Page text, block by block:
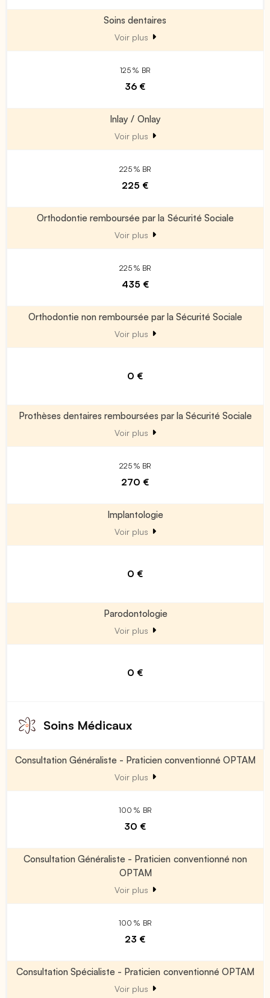
Soins dentaires
Voir plus
125 % BR
36 €
Inlay / Onlay
Voir plus
225 % BR
225 €
Orthodontie remboursée par la Sécurité Sociale
Voir plus
225 % BR
435 €
Orthodontie non remboursée par la Sécurité Sociale
Voir plus
0 €
Prothèses dentaires remboursées par la Sécurité Sociale
Voir plus
225 % BR
270 €
Implantologie
Voir plus
0 €
Parodontologie
Voir plus
0 €
Soins Médicaux
Consultation Généraliste - Praticien conventionné OPTAM
Voir plus
100 % BR
30 €
Consultation Généraliste - Praticien conventionné non
OPTAM
Voir plus
100 % BR
23 €
Consultation Spécialiste - Praticien conventionné OPTAM
Voir plus